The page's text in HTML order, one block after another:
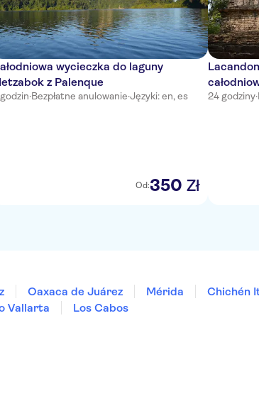
wycieczka do laguny
z Palenque
·Bezpłatne anulowanie·Języki: en, es
Od:350 Zł
Palenque
24 godziny·
Oaxaca de Juárez Mérida Chichén
Vallarta
Los Cabos